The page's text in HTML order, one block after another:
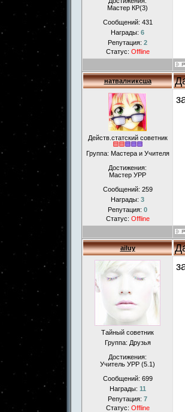
Мастер КР(3)
Сообщений: 431
Награды: 6
Репутация: 2
Статус: Offline
натвалниксша
Действ.статский советник
Группа: Мастера и Учителя
Достижения:
Мастер УРР
Сообщений: 259
Награды: 3
Репутация: 0
Статус: Offline
ailuy
Тайный советник
Группа: Друзья
Достижения:
Учитель УРР (5.1)
Сообщений: 699
Награды: 11
Репутация: 7
Статус: Offline